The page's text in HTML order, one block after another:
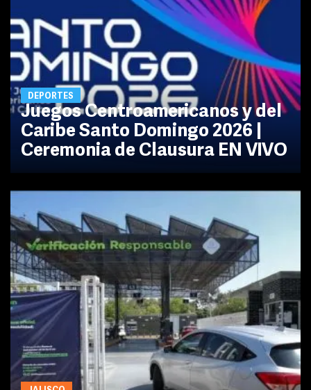
DEPORTES
Juegos Centroamericanos y del
Caribe Santo Domingo 2026 |
Ceremonia de Clausura EN VIVO